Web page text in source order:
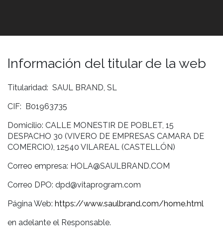
Información del titular de la web
Titularidad: SAUL BRAND, SL
CIF: B01963735 ​
Domicilio: CALLE MONESTIR DE POBLET, 15
DESPACHO 30 (VIVERO DE EMPRESAS CAMARA DE
COMERCIO), 12540 VILAREAL (CASTELLÓN)​
Correo empresa: HOLA@SAULBRAND.COM
Correo DPO: dpd@vitaprogram.com
Página Web: https://www.saulbrand.com/home.html
en adelante el Responsable.